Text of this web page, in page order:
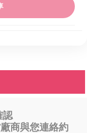
認
商與您連絡約